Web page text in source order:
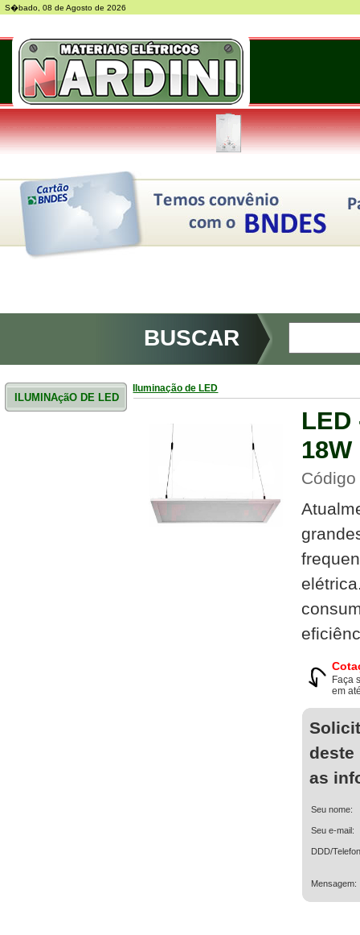
S�bado, 08 de Agosto de 2026
BUSCAR
ILUMINAçãO DE LED
Iluminação de LED
LED
18W
Faça
em
deste
as
Seu nome:
Seu e-mail:
DDD/
Mensagem: